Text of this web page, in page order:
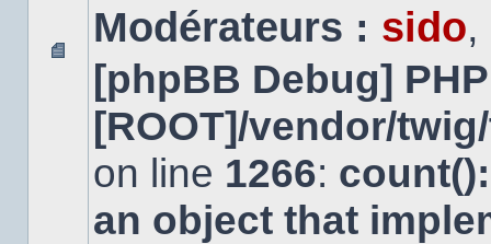
Aucun
message
non
Modérateurs : sido,
[phpBB Debug]
[ROOT]/vendor/
on line 1266:
an object that